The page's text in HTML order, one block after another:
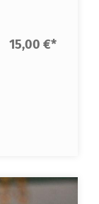
15,00 €*